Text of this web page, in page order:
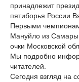
принадлежит
пятиборья России
Первыми
Мануйло из
очки Московской
Мы подробно
читателей.
Сегодня взгляд на